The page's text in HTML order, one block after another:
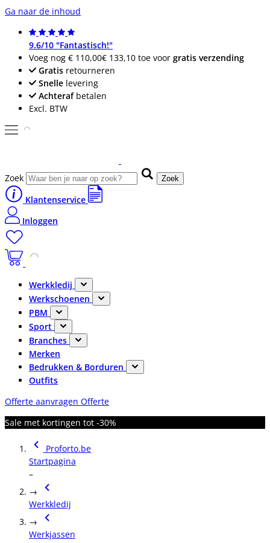
Ga naar de inhoud
9.6/10 "Fantastisch!"
Voeg nog € 110,00€ 133,10 toe voor gratis verzending
Gratis retourneren
Snelle levering
Achterafbetalen
Excl. BTW
Zoek Zoek
Klantenservice
Inloggen
Werkkledij
Werkschoenen
PBM
Sport
Branches
Merken
Bedrukken & Borduren
Outfits
Offerte aanvragen Offerte
Sale met kortingen tot -30%
Proforto.be
Startpagina
–
→
Werkkledij
→
Werkjassen